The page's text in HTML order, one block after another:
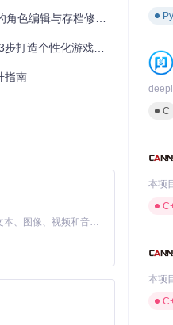
完整展示和编辑。
编辑与存档修改指南
造个性化游戏体验
指南
MiniMax H3 是一个通用的全模态生成系统。它支持对由文本、图像、视频和音频组成的多模态上下文进行统一理解，并能生成分辨率高达 2K、时长可达 15 秒的带原生立体声音频的视频。得益于面向任务泛化的系统设计，H3 在预训练阶段就已具备广泛的多模态上下文理解与生成能力，能够出色地执行复杂的多模态指令。
C